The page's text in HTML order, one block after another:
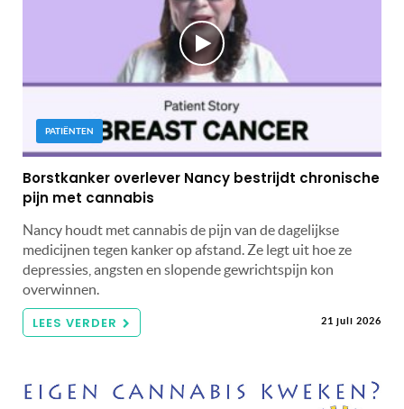
PATIËNTEN
Borstkanker overlever Nancy bestrijdt chronische
pijn met cannabis
Nancy houdt met cannabis de pijn van de dagelijkse
medicijnen tegen kanker op afstand. Ze legt uit hoe ze
depressies, angsten en slopende gewrichtspijn kon
overwinnen.
LEES VERDER 21 juli 2026